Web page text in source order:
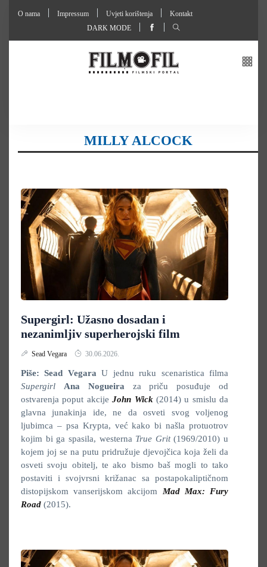
O nama Impressum Uvjeti korištenja
Kontakt
DARK MODE
MILLY ALCOCK
Supergirl: Užasno dosadan i
nezanimljiv superherojski film
Sead Vegara 30.06.2026.
Piše: Sead Vegara U jednu ruku scenaristica filma
Supergirl Ana Nogueira za priču posuđuje od
ostvarenja poput akcijeJohn Wick (2014) u smislu da
glavna junakinja ide, ne da osveti svog voljenog
ljubimca – psa Krypta, već kako bi našla protuotrov
kojim bi ga spasila, westerna True Grit(1969/2010) u
kojem joj se na putu pridružuje djevojčica koja želi da
osveti svoju obitelj, te ako bismo baš mogli to tako
postaviti i svojvrsni križanac sa postapokaliptičnom
distopijskom vanserijskom akcijom Mad Max: Fury
Road (2015).